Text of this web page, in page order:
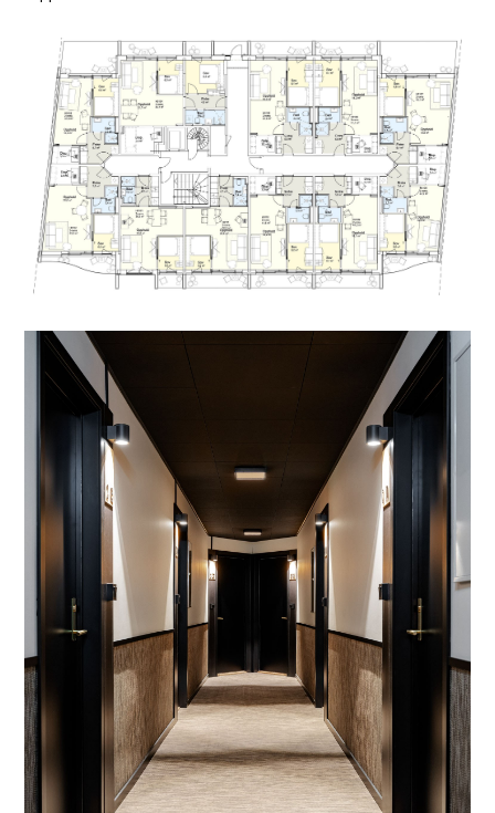
Sluttresultatet er gode kompaktleiligheter med
attraktive fellesarealer. Prosjektet har satt en ny
standard for byggherrens øvrige bygningsmasse
og tilfredsstiller kravene til et kvalitetsbevisst
markedssegment. Målgruppen som var rettesnor
under konseptutviklingen, har i ettertid vist seg å
dreie mot en høy andel unge par og studenter.
Det er altså en vesentlig yngre brukergruppe som
har inntatt leilighetene enn det de jobbet mot fra
populære er takterrassen på det eksisterende
bygget og treningsrommet som ble bygget i det
gamle vaskeriet i kjelleren.